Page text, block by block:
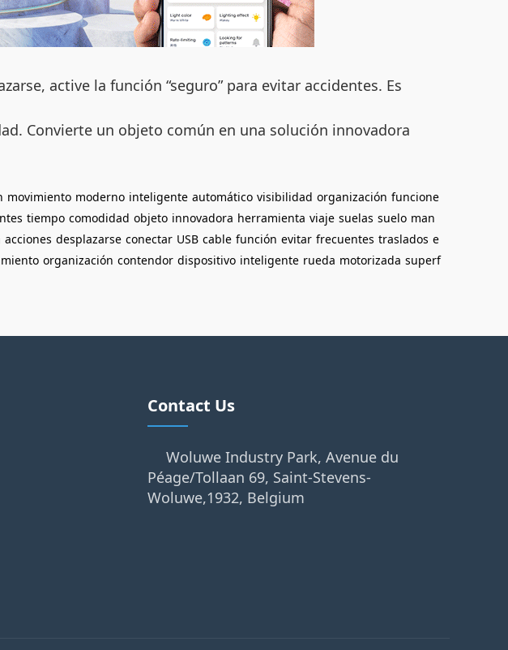
active la función “seguro” para evitar accidentes. Es
Convierte un objeto común en una solución innovadora
movimiento moderno inteligente automático visibilidad organización funcione
tiempo comodidad objeto innovadora herramienta viaje suelas suelo man
acciones desplazarse conectar USB cable función evitar frecuentes traslados e
organización contendor dispositivo inteligente rueda motorizada superf
Contact Us
Woluwe Industry Park, Avenue du
Péage/Tollaan 69, Saint-Stevens-
Woluwe,1932, Belgium